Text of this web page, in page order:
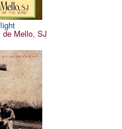
de Mello, SJ